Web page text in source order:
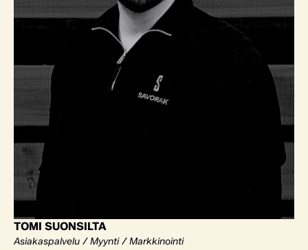
TOMI SUONSILTA
Asiakaspalvelu / Myynti / Markkinointi